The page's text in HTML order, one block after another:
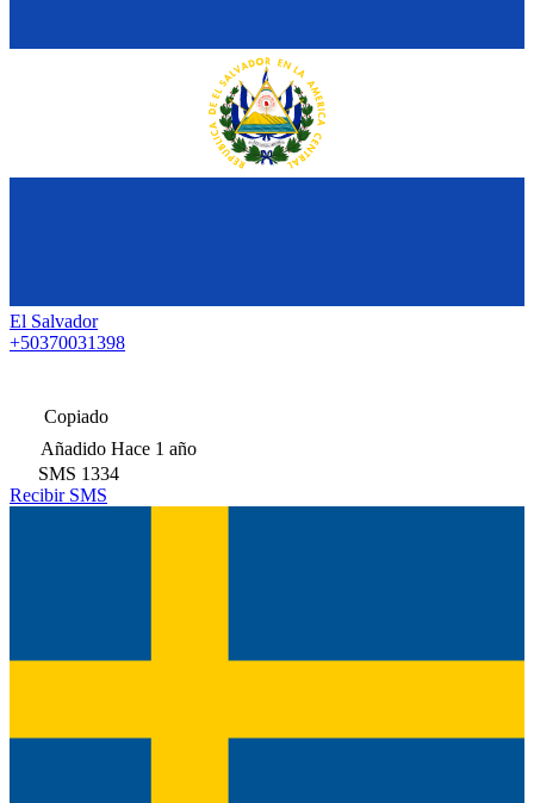
El Salvador
+50370031398
Copiado
Añadido Hace 1 año
SMS 1334
Recibir SMS